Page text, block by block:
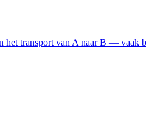
het transport van A naar B — vaak